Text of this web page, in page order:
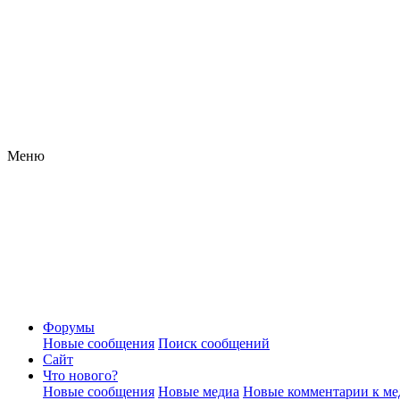
Меню
Форумы
Новые сообщения Поиск сообщений
Сайт
Что нового?
Новые сообщения Новые медиа Новые комментарии к